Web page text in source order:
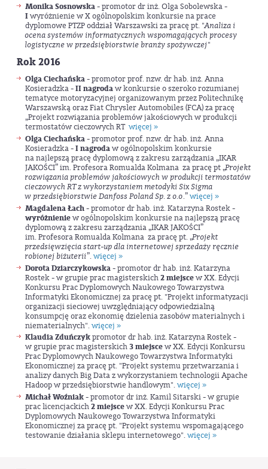
Monika Sosnowska- promotor dr inż. Olga Sobolewska -
Iwyróżnienie w X ogólnopolskim konkursie na prace
dyplomowe PTZP oddział Warszawski za pracę pt. "Analiza i
ocena systemów informatycznych wspomagających procesy
logistyczne w przedsiębiorstwie branży spożywczej"
Rok 2016
Olga Ciechańska- promotor prof. nzw. dr hab. inż. Anna
Kosieradzka -II nagrodaw konkursie o szeroko rozumianej
tematyce motoryzacyjnej organizowanym przez Politechnikę
Warszawską oraz Fiat Chrysler Automobiles (FCA) za pracę
„Projekt rozwiązania problemów jakościowych w produkcji
termostatów cieczowych RT więcej »
Olga Ciechańska- promotor prof. nzw. dr hab. inż. Anna
Kosieradzka -I nagrodaw ogólnopolskim konkursie
na najlepszą pracę dyplomową z zakresu zarządzania „IKAR
JAKOŚCI” im. Profesora Romualda Kolmana za pracę pt „Projekt
rozwiązania problemów jakościowych w produkcji termostatów
cieczowych RT z wykorzystaniem metodyki Six Sigma
w przedsiębiorstwie Danfoss Poland Sp. z o.o.”więcej »
Magdalena Łach- promotor dr hab. inż. Katarzyna Rostek -
wyróżnieniew ogólnopolskim konkursie na najlepszą pracę
dyplomową z zakresu zarządzania „IKAR JAKOŚCI”
im. Profesora Romualda Kolmana za pracę pt. „Projekt
przedsięwzięcia start-up dla internetowej sprzedaży ręcznie
robionej biżuterii”.więcej »
Dorota Dziarczykowska- promotor dr hab. inż. Katarzyna
Rostek - w grupie prac magisterskich2miejscew XX. Edycji
Konkursu Prac Dyplomowych Naukowego Towarzystwa
Informatyki Ekonomicznej za pracę pt. "Projekt informatyzacji
organizacji sieciowej uwzględniający odpowiedzialną
konsumpcję oraz ekonomię dzielenia zasobów materialnych i
niematerialnych".więcej »
Klaudia Zduńczykpromotor dr hab. inż. Katarzyna Rostek -
w grupie prac magisterskich3 miejscew XX. Edycji Konkursu
Prac Dyplomowych Naukowego Towarzystwa Informatyki
Ekonomicznej za pracę pt. "Projekt systemu przetwarzania i
analizy danych Big Data z wykorzystaniem technologii Apache
Hadoop w przedsiębiorstwie handlowym".więcej »
Michał Woźniak- promotor dr inż. Kamil Sitarski - w grupie
prac licencjackich2 miejscew XX. Edycji Konkursu Prac
Dyplomowych Naukowego Towarzystwa Informatyki
Ekonomicznej za pracę pt. "Projekt systemu wspomagającego
testowanie działania sklepu internetowego".więcej »